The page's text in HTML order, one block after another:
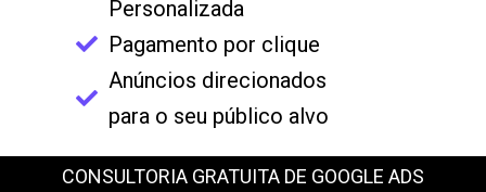
Personalizada
Pagamento por clique
Anúncios direcionados
para o seu público alvo
CONSULTORIA GRATUITA DE GOOGLE ADS